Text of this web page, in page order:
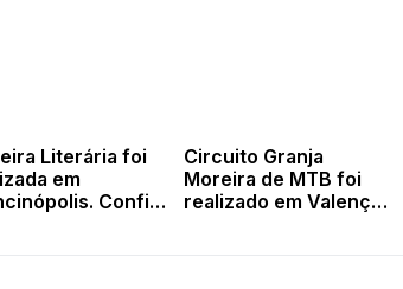
Literária foi
em
Confira
Circuito Granja
Moreira de MTB foi
realizado em Valença.